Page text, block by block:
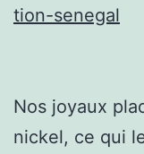
tion-senegal
Nos joyaux
nickel, ce qui